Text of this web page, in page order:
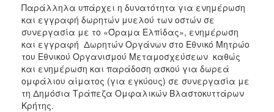
Παράλληλα υπάρχει η δυνατότητα για ενημέρωση
και εγγραφή δωρητών μυελού των οστών σε
συνεργασία με το «Όραμα Ελπίδας», ενημέρωση
και εγγραφή Δωρητών Οργάνων στο Εθνικό Μητρώο
του Εθνικού Οργανισμού Μεταμοσχεύσεων καθώς
και ενημέρωση και παράδοση ασκού για δωρεά
ομφάλιου αίματος (για εγκύους) σε συνεργασία με
τη Δημόσια Τράπεζα Ομφαλικών Βλαστοκυττάρων
Κρήτης.